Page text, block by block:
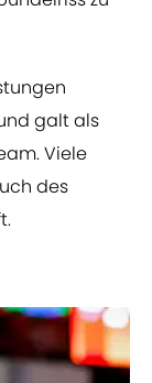
galt als
Viele
des